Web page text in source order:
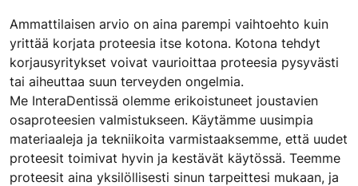
Ammattilaisen arvio on aina parempi vaihtoehto kuin
yrittää korjata proteesia itse kotona. Kotona tehdyt
korjausyritykset voivat vaurioittaa proteesia pysyvästi
tai aiheuttaa suun terveyden ongelmia.
Me InteraDentissä olemme erikoistuneet joustavien
osaproteesien valmistukseen. Käytämme uusimpia
materiaaleja ja tekniikoita varmistaaksemme, että uudet
proteesit toimivat hyvin ja kestävät käytössä. Teemme
proteesit aina yksilöllisesti sinun tarpeittesi mukaan, ja